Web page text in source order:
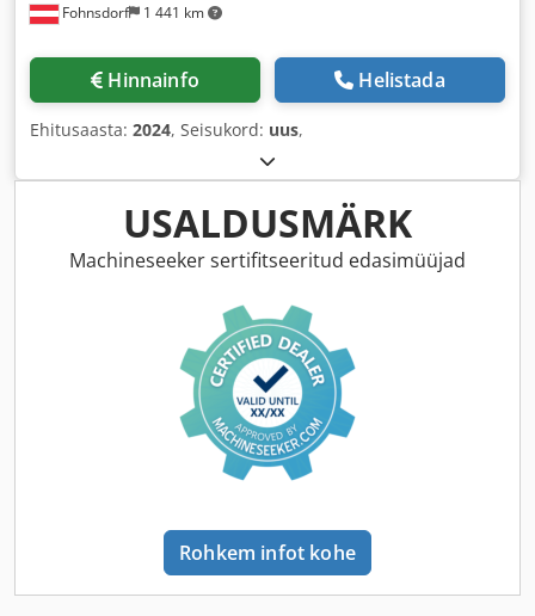
Fohnsdorf 1 441 km
Hinnainfo Helistada
Ehitusaasta: 2024, Seisukord: uus,
USALDUSMÄRK
Machineseeker sertifitseeritud edasimüüjad
Rohkem infot kohe